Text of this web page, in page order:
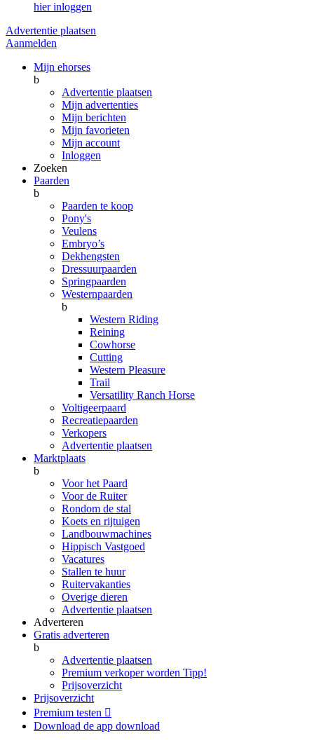
hier inloggen
Advertentie plaatsen
Aanmelden
Mijn ehorses
b
Advertentie plaatsen
Mijn advertenties
Mijn berichten
Mijn favorieten
Mijn account
Inloggen
Zoeken
Paarden
b
Paarden te koop
Pony's
Veulens
Embryo’s
Dekhengsten
Dressuurpaarden
Springpaarden
Westernpaarden
b
Western Riding
Reining
Cowhorse
Cutting
Western Pleasure
Trail
Versatility Ranch Horse
Voltigeerpaard
Recreatiepaarden
Verkopers
Advertentie plaatsen
Marktplaats
b
Voor het Paard
Voor de Ruiter
Rondom de stal
Koets en rijtuigen
Landbouwmachines
Hippisch Vastgoed
Vacatures
Stallen te huur
Ruitervakanties
Overige dieren
Advertentie plaatsen
Adverteren
Gratis adverteren
b
Advertentie plaatsen
Premium verkoper worden Tipp!
Prijsoverzicht
Prijsoverzicht
Premium testen 
Download de app download